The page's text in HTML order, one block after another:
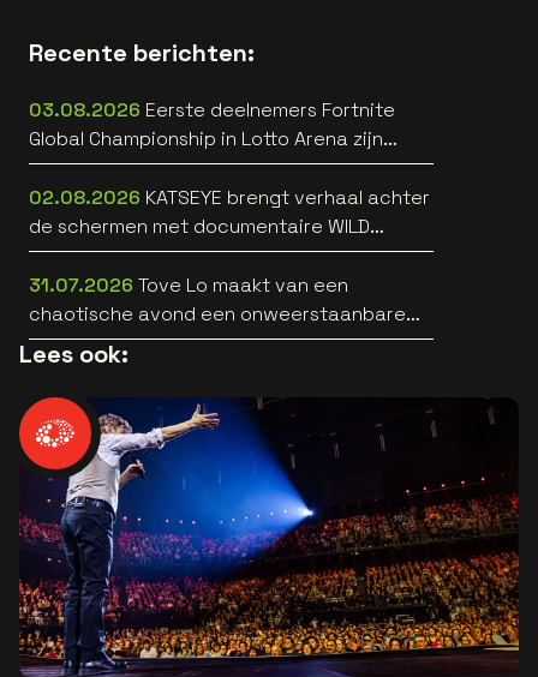
Recente berichten:
03.08.2026 Eerste deelnemers Fortnite
Global Championship in Lotto Arena zijn
bekend
02.08.2026 KATSEYE brengt verhaal achter
de schermen met documentaire WILD
HEARTS [trailer]
31.07.2026 Tove Lo maakt van een
chaotische avond een onweerstaanbare
popsong
Lees ook: